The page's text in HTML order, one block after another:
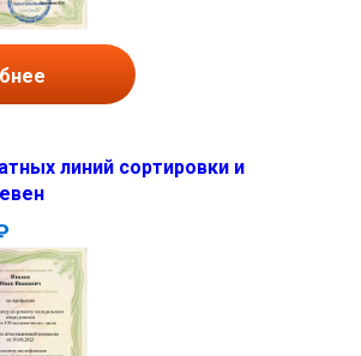
линий сортировки и